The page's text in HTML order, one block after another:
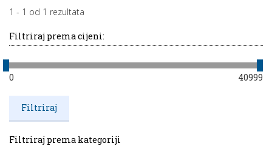
1 - 1 od 1 rezultata
Filtriraj prema cijeni:
0 40999
Filtriraj prema kategoriji